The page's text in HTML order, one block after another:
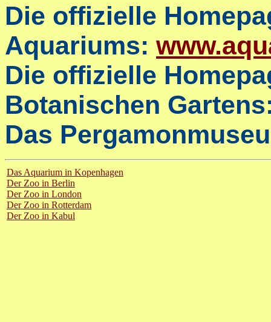
Die offizielle
Aquariums:
Die offizielle
Botanischen
Das
Das Aquarium in Kopenhagen
Der Zoo in Berlin
Der Zoo in London
Der Zoo in Rotterdam
Der Zoo in Kabul